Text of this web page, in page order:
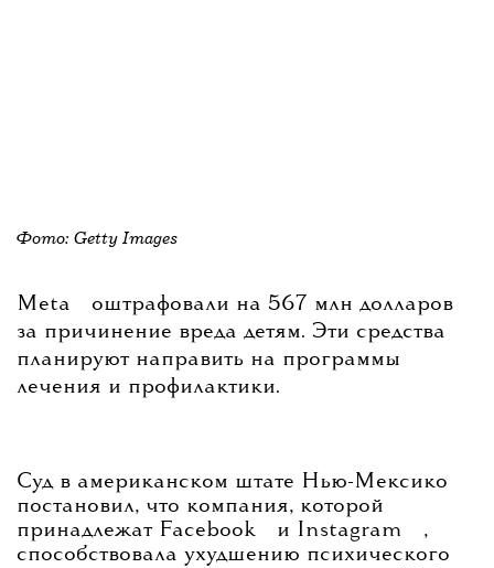
Фото: Getty Images
Meta
оштрафовали на 567 млн долларов
за причинение вреда детям. Эти средства
планируют направить на программы
лечения и профилактики.
Суд в американском штате Нью-Мексико
постановил, что компания, которой
принадлежатFacebook и Instagram
,
способствовала ухудшению психического